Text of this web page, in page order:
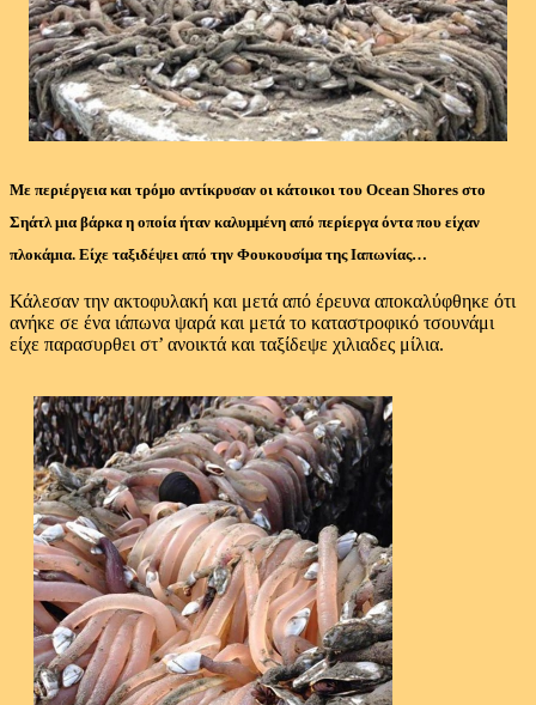
Με περιέργεια και τρόμο αντίκρυσαν οι κάτοικοι του Ocean Shores στο
Σηάτλ μια βάρκα η οποία ήταν καλυμμένη από περίεργα όντα που είχαν
πλοκάμια. Είχε ταξιδέψει από την Φουκουσίμα της Ιαπωνίας…
Κάλεσαν την ακτοφυλακή και μετά από έρευνα αποκαλύφθηκε ότι
ανήκε σε ένα ιάπωνα ψαρά και μετά το καταστροφικό τσουνάμι
είχε παρασυρθει στ’ ανοικτά και ταξίδεψε χιλιαδες μίλια.